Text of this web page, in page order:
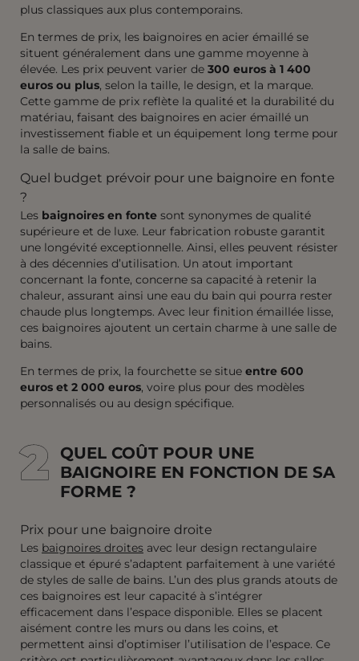
plus classiques aux plus contemporains.
En termes de prix, les baignoires en acier émaillé se
situent généralement dans une gamme moyenne à
élevée. Les prix peuvent varier de 300 euros à 1 400
euros ou plus, selon la taille, le design, et la marque.
Cette gamme de prix reflète la qualité et la durabilité du
matériau, faisant des baignoires en acier émaillé un
investissement fiable et un équipement long terme pour
la salle de bains.
Quel budget prévoir pour une baignoire en fonte
?
Les baignoires en fonte sont synonymes de qualité
supérieure et de luxe. Leur fabrication robuste garantit
une longévité exceptionnelle. Ainsi, elles peuvent résister
à des décennies d’utilisation. Un atout important
concernant la fonte, concerne sa capacité à retenir la
chaleur, assurant ainsi une eau du bain qui pourra rester
chaude plus longtemps. Avec leur finition émaillée lisse,
ces baignoires ajoutent un certain charme à une salle de
bains.
En termes de prix, la fourchette se situe entre 600
euros et 2 000 euros, voire plus pour des modèles
personnalisés ou au design spécifique.
2
2
QUEL COÛT POUR UNE
BAIGNOIRE EN FONCTION DE SA
FORME ?
Prix pour une baignoire droite
Les baignoires droites avec leur design rectangulaire
classique et épuré s’adaptent parfaitement à une variété
de styles de salle de bains. L’un des plus grands atouts de
ces baignoires est leur capacité à s’intégrer
efficacement dans l’espace disponible. Elles se placent
aisément contre les murs ou dans les coins, et
permettent ainsi d’optimiser l’utilisation de l’espace. Ce